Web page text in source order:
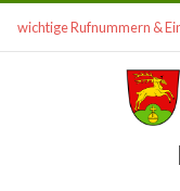
wichtige Rufnummern &